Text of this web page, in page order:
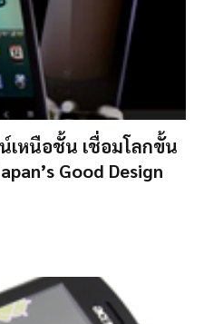
เหนือชั้น เชื่อมโลกขั้น
Good Design